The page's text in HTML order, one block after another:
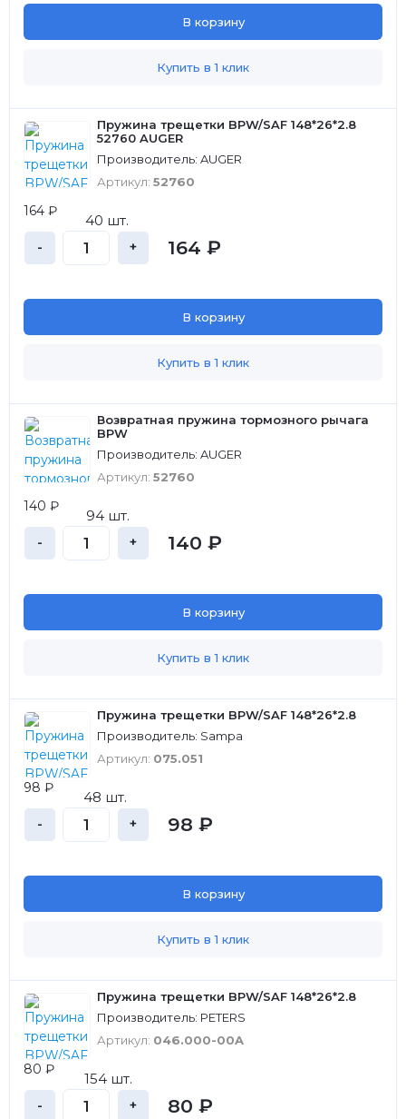
В корзину
Купить в 1 клик
Пружина трещетки BPW/SAF 148*26*2.8
52760 AUGER
Производитель: AUGER
Артикул: 52760
164 ₽
40 шт.
- + 164 ₽
В корзину
Купить в 1 клик
Возвратная пружина тормозного рычага
BPW
Производитель: AUGER
Артикул: 52760
140 ₽
94 шт.
- + 140 ₽
В корзину
Купить в 1 клик
Пружина трещетки BPW/SAF 148*26*2.8
Производитель: Sampa
Артикул: 075.051
98 ₽
48 шт.
- + 98 ₽
В корзину
Купить в 1 клик
Пружина трещетки BPW/SAF 148*26*2.8
Производитель: PETERS
Артикул: 046.000-00A
80 ₽
154 шт.
- + 80 ₽